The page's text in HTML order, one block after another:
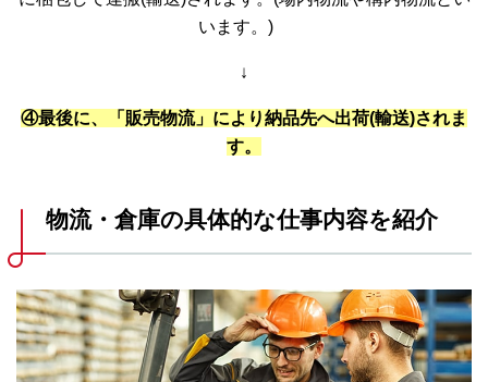
います。)
↓
④最後に、「販売物流」により納品先へ出荷(輸送)されま
す。
物流・倉庫の具体的な仕事内容を紹介